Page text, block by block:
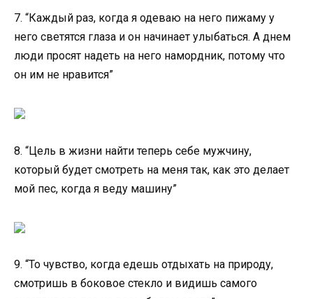
7. “Каждый раз, когда я одеваю на него пижаму у
него светятся глаза и он начинает улыбаться. А днем
люди просят надеть на него намордник, потому что
он им не нравится”
8. “Цель в жизни найти теперь себе мужчину,
который будет смотреть на меня так, как это делает
мой пес, когда я веду машину”
9. “То чувство, когда едешь отдыхать на природу,
смотришь в боковое стекло и видишь самого